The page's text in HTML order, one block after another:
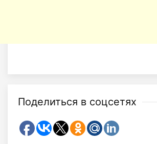
Поделиться в соцсетях